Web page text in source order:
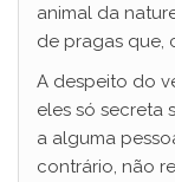
animal da
de pragas que,
A despeito do
eles só secreta
a alguma
contrário, não